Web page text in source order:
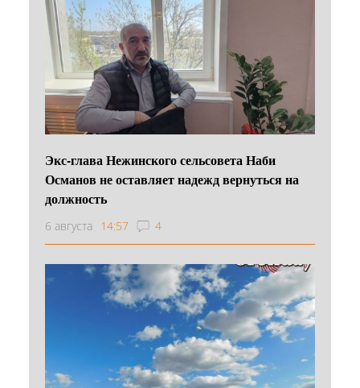
Экс-глава Нежинского сельсовета Наби
Османов не оставляет надежд вернуться на
должность
6 августа 14:57 4